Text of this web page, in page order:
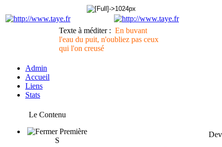
Texte à méditer : En buvant
l'eau du puit, n'oubliez pas ceux
qui l'on creusé
Admin
Accueil
Liens
Stats
Le Contenu
Première
S